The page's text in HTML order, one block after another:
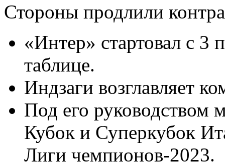
Стороны продлили
«Интер» стартовал с 3
таблице.
Индзаги возглавляет
Под его руководством
Кубок и Суперкубок
Лиги чемпионов-2023.